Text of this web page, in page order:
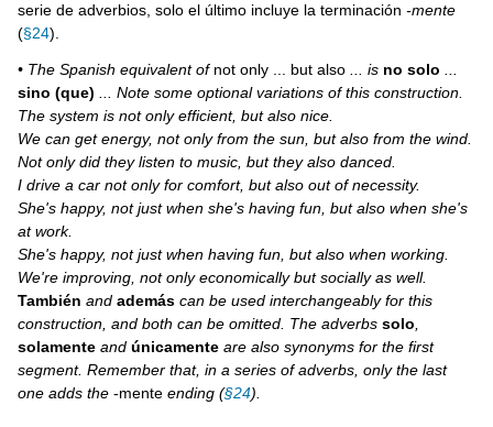
serie de adverbios, solo el último incluye la terminación -mente
(§24).
• The Spanish equivalent of not only ... but also ... is no solo
sino (que) ... Note some optional variations of this construction.
The system is not only efficient, but also nice.
We can get energy, not only from the sun, but also from the wind.
Not only did they listen to music, but they also danced.
I drive a car not only for comfort, but also out of necessity.
She's happy, not just when she's having fun, but also when she's
at work.
She's happy, not just when having fun, but also when working.
We're improving, not only economically but socially as well.
También andademás can be used interchangeably for this
construction, and both can be omitted. The adverbssolo
solamente andúnicamente are also synonyms for the first
segment. Remember that, in a series of adverbs, only the last
one adds the-mente ending (§24).